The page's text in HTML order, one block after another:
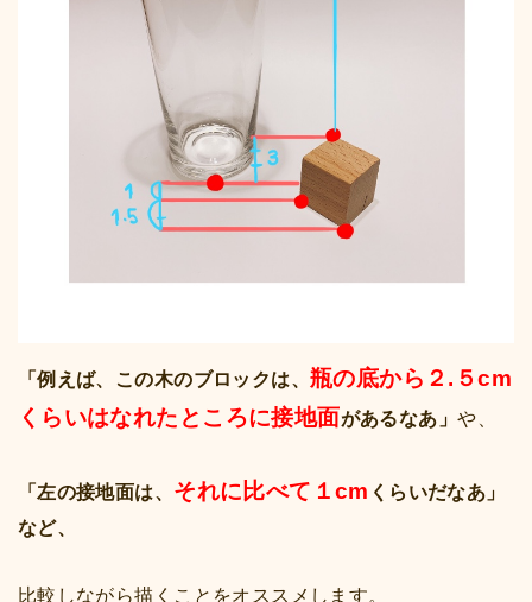
「例えば、この木のブロックは、瓶の底から２.５cm
くらいはなれたところに接地面があるなあ」や、
「左の接地面は、 それに比べて１cm くらいだなあ」
など、
比較しながら描くことをオススメします。